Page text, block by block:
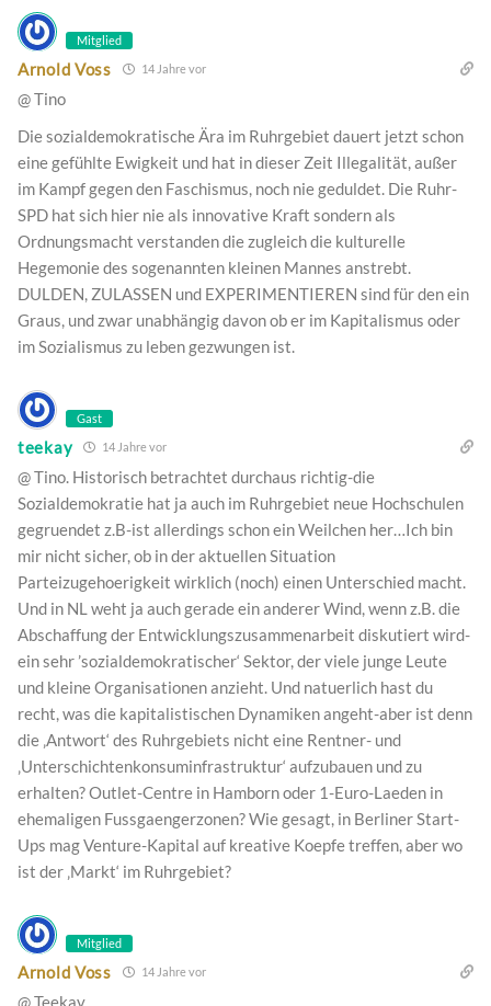
Mitglied
Arnold Voss 14 Jahre vor
@ Tino
Die sozialdemokratische Ära im Ruhrgebiet dauert jetzt schon
eine gefühlte Ewigkeit und hat in dieser Zeit Illegalität, außer
im Kampf gegen den Faschismus, noch nie geduldet. Die Ruhr-
SPD hat sich hier nie als innovative Kraft sondern als
Ordnungsmacht verstanden die zugleich die kulturelle
Hegemonie des sogenannten kleinen Mannes anstrebt.
DULDEN, ZULASSEN und EXPERIMENTIEREN sind für den ein
Graus, und zwar unabhängig davon ob er im Kapitalismus oder
im Sozialismus zu leben gezwungen ist.
Gast
teekay 14 Jahre vor
@ Tino. Historisch betrachtet durchaus richtig-die
Sozialdemokratie hat ja auch im Ruhrgebiet neue Hochschulen
gegruendet z.B-ist allerdings schon ein Weilchen her…Ich bin
mir nicht sicher, ob in der aktuellen Situation
Parteizugehoerigkeit wirklich (noch) einen Unterschied macht.
Und in NL weht ja auch gerade ein anderer Wind, wenn z.B. die
Abschaffung der Entwicklungszusammenarbeit diskutiert wird-
ein sehr ’sozialdemokratischer‘ Sektor, der viele junge Leute
und kleine Organisationen anzieht. Und natuerlich hast du
recht, was die kapitalistischen Dynamiken angeht-aber ist denn
die ‚Antwort‘ des Ruhrgebiets nicht eine Rentner- und
‚Unterschichtenkonsuminfrastruktur‘ aufzubauen und zu
erhalten? Outlet-Centre in Hamborn oder 1-Euro-Laeden in
ehemaligen Fussgaengerzonen? Wie gesagt, in Berliner Start-
Ups mag Venture-Kapital auf kreative Koepfe treffen, aber wo
ist der ‚Markt‘ im Ruhrgebiet?
Mitglied
Arnold Voss 14 Jahre vor
@ Teekay